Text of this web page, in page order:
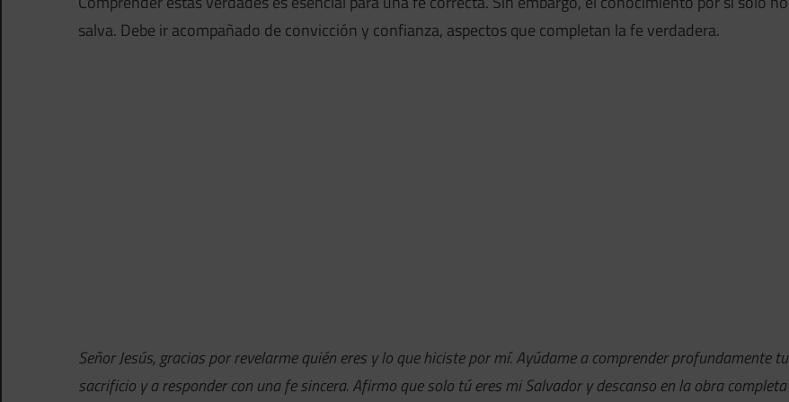
salva. Debe ir acompañado de convicción y confianza, aspectos que completan la fe verdadera.
Señor Jesús, gracias por revelarme quién eres y lo que hiciste por mí. Ayúdame a comprender profundamente tu
sacrificio y a responder con una fe sincera. Afirmo que solo tú eres mi Salvador y descanso en la obra completa